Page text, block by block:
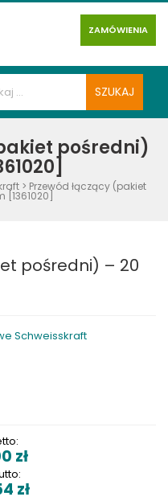
ZAMÓWIENIA
pośredni)
> Przewód łączący (pakiet
pośredni) – 20
Schweisskraft
zł
zł